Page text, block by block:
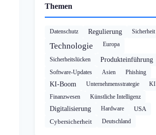
Themen
Datenschutz Regulierung Sicherheit
Technologie Europa
Sicherheitslücken Produkteinführung
Software-Updates Asien Phishing
KI-Boom Unternehmensstrategie
KI
Finanzwesen
Künstliche Intelligenz
Digitalisierung Hardware
USA
Cybersicherheit
Deutschland